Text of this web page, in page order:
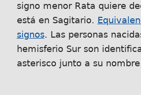
signo menor Rata quiere
está en Sagitario.
signos. Las personas
hemisferio Sur son
asterisco junto a su